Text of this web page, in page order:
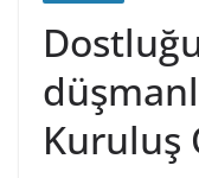
Kuruluş